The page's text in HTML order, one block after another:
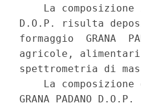
La composizione
D.O.P. risulta
formaggio  GRANA
agricole,
spettrometria di
La composizione
GRANA PADANO